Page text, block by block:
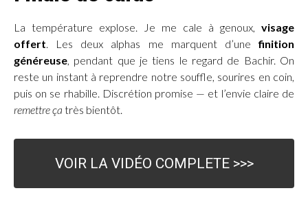
La température explose. Je me cale à genoux, visage
offert. Les deux alphas me marquent d’unefinition
généreuse, pendant que je tiens le regard de Bachir. On
reste un instant à reprendre notre souffle, sourires en coin,
puis on se rhabille. Discrétion promise — et l’envie claire de
remettre ça très bientôt.
VOIR LA VIDÉO COMPLETE >>>